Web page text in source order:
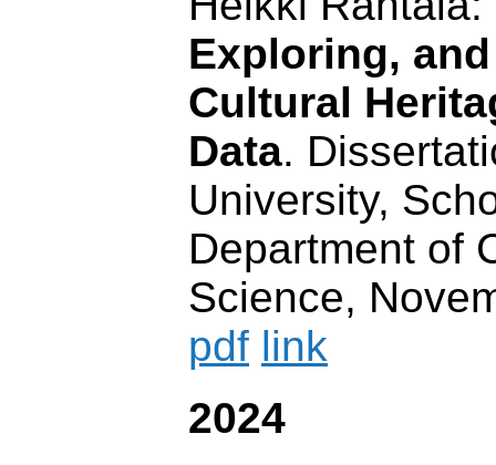
Exploring,
Cultural
Data.
University,
Department of
Science,
pdf link
2024